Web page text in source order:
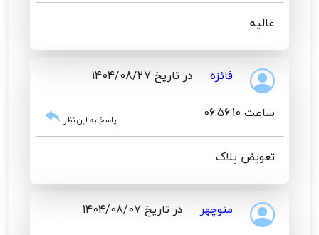
عالیه
فائزه
در تاریخ 1404/08/27
ساعت 06:56:10
پاسخ به این نظر
تعویض پلاک
منوچهر
در تاریخ 1404/08/07